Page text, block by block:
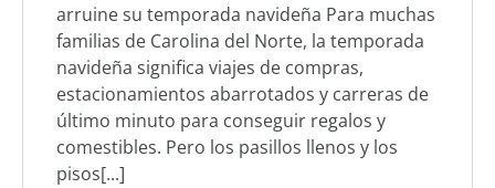
arruine su temporada navideña Para muchas
familias de Carolina del Norte, la temporada
navideña significa viajes de compras,
estacionamientos abarrotados y carreras de
último minuto para conseguir regalos y
comestibles. Pero los pasillos llenos y los
pisos[...]